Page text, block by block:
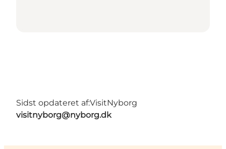
Sidst opdateret af:VisitNyborg
visitnyborg@nyborg.dk